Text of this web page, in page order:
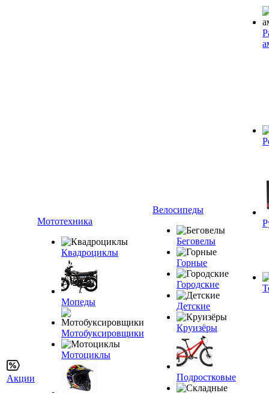
Акции
Мототехника
Квадроциклы
Мопеды
Мотобуксировщики
Мотоциклы
Велосипеды
Беговелы
Горные
Городские
Детские
Круизёры
Подростковые